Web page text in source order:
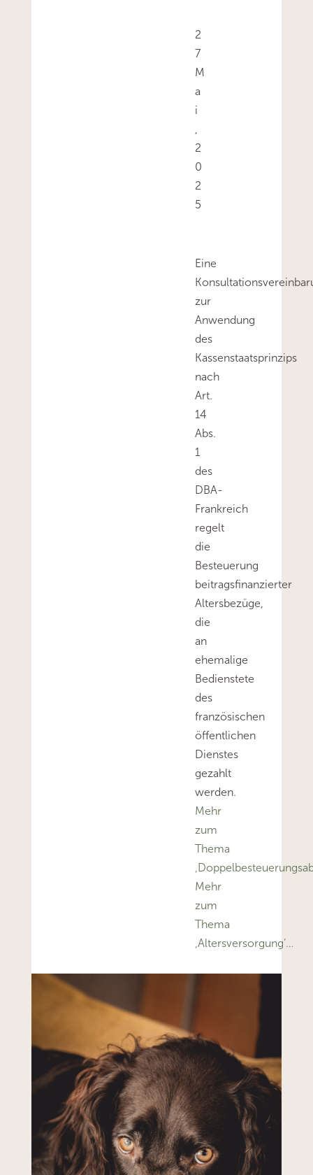
2
7
M
a
i
,
2
0
2
5
Eine
zur
Anwendung
des
Kassenstaatsprinzips
nach
Art.
14
Abs.
1
des
DBA-
Frankreich
regelt
die
Besteuerung
beitragsfinanzierter
Altersbezüge,
die
an
ehemalige
Bedienstete
des
französischen
öffentlichen
Dienstes
gezahlt
werden.
Mehr
zum
Thema
Mehr
zum
Thema
‚Altersversorgung’…